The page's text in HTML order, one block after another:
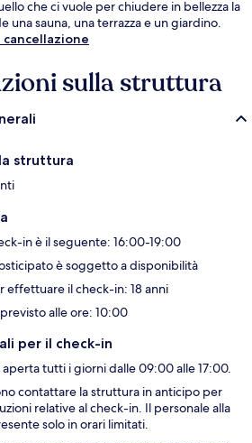
che ci vuole per chiudere in bellezza la
una sauna, una terrazza e un giardino.
sulla struttura
struttura
in è il seguente: 16:00-19:00
è soggetto a disponibilità
effettuare il check-in: 18 anni
alle ore: 10:00
per il check-in
aperta tutti i giorni dalle 09:00 alle 17:00.
contattare la struttura in anticipo per
relative al check-in. Il personale alla
solo in orari limitati.